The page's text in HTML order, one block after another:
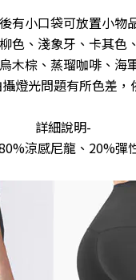
有小口袋可放置小物
色、淺象牙、卡其色
木棕、蒸瑠咖啡、海
燈光問題有所色差，
詳細說明-
涼感尼龍、20%彈